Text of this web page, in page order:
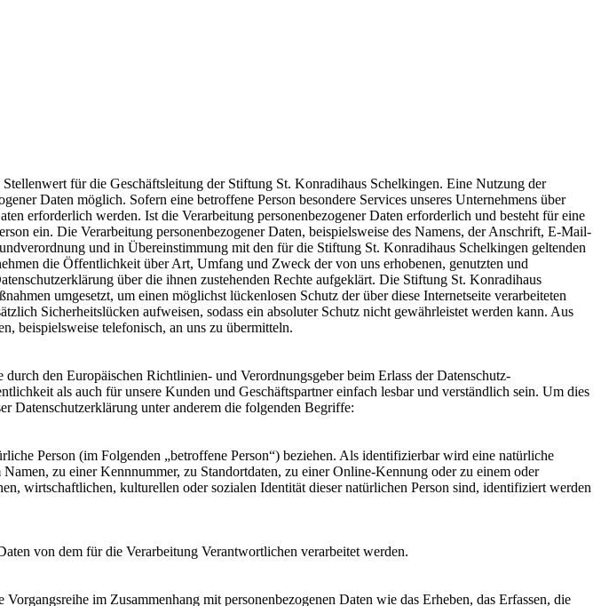
für die Geschäftsleitung der Stiftung St. Konradihaus Schelkingen. Eine Nutzung der
Daten möglich. Sofern eine betroffene Person besondere Services unseres Unternehmens über
erforderlich werden. Ist die Verarbeitung personenbezogener Daten erforderlich und besteht für eine
ein. Die Verarbeitung personenbezogener Daten, beispielsweise des Namens, der Anschrift, E-Mail-
und in Übereinstimmung mit den für die Stiftung St. Konradihaus Schelkingen geltenden
die Öffentlichkeit über Art, Umfang und Zweck der von uns erhobenen, genutzten und
über die ihnen zustehenden Rechte aufgeklärt. Die Stiftung St. Konradihaus
umgesetzt, um einen möglichst lückenlosen Schutz der über diese Internetseite verarbeiteten
Sicherheitslücken aufweisen, sodass ein absoluter Schutz nicht gewährleistet werden kann. Aus
beispielsweise telefonisch, an uns zu übermitteln.
den Europäischen Richtlinien- und Verordnungsgeber beim Erlass der Datenschutz-
als auch für unsere Kunden und Geschäftspartner einfach lesbar und verständlich sein. Um dies
Datenschutzerklärung unter anderem die folgenden Begriffe:
Person (im Folgenden „betroffene Person“) beziehen. Als identifizierbar wird eine natürliche
zu einer Kennnummer, zu Standortdaten, zu einer Online-Kennung oder zu einem oder
wirtschaftlichen, kulturellen oder sozialen Identität dieser natürlichen Person sind, identifiziert werden
von dem für die Verarbeitung Verantwortlichen verarbeitet werden.
im Zusammenhang mit personenbezogenen Daten wie das Erheben, das Erfassen, die